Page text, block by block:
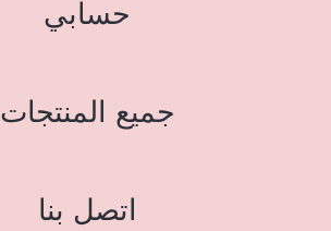
حسابي
جميع المنتجات
اتصل بنا